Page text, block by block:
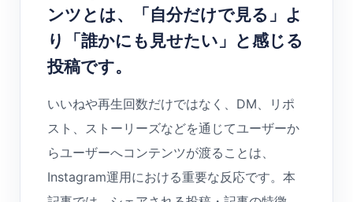
ンツとは、「自分だけで見る」よ
り「誰かにも見せたい」と感じる
投稿です。
いいねや再生回数だけではなく、DM、リポ
スト、ストーリーズなどを通じてユーザーか
らユーザーへコンテンツが渡ることは、
Instagram運用における重要な反応です。本